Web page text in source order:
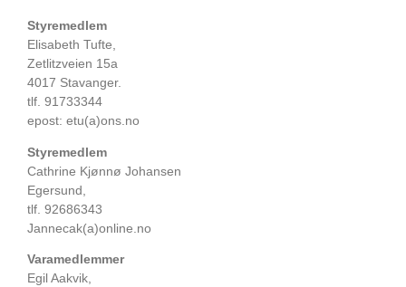
Styremedlem
Elisabeth Tufte,
Zetlitzveien 15a
4017 Stavanger.
tlf. 91733344
epost: etu(a)ons.no
Styremedlem
Cathrine Kjønnø Johansen
Egersund,
tlf. 92686343
Jannecak(a)online.no
Varamedlemmer
Egil Aakvik,